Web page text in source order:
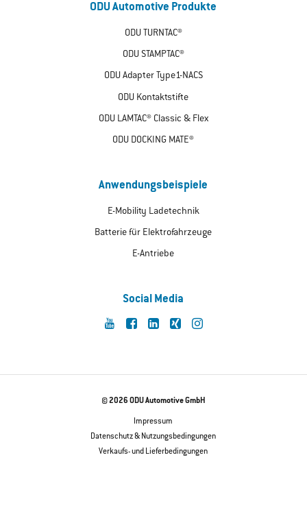
ODU Automotive Produkte
ODU TURNTAC®
ODU STAMPTAC®
ODU Adapter Type1-NACS
ODU Kontaktstifte
ODU LAMTAC® Classic & Flex
ODU DOCKING MATE®
Anwendungsbeispiele
E-Mobility Ladetechnik
Batterie für Elektrofahrzeuge
E-Antriebe
Social Media
© 2026 ODU Automotive GmbH
Impressum
Datenschutz & Nutzungsbedingungen
Verkaufs- und Lieferbedingungen